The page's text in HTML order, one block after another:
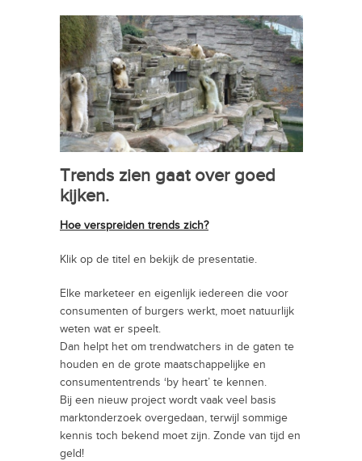
Trends zien gaat over goed
kijken.
Hoe verspreiden trends zich?
Klik op de titel en bekijk de presentatie.
Elke marketeer en eigenlijk iedereen die voor
consumenten of burgers werkt, moet natuurlijk
weten wat er speelt.
Dan helpt het om trendwatchers in de gaten te
houden en de grote maatschappelijke en
consumententrends ‘by heart’ te kennen.
Bij een nieuw project wordt vaak veel basis
marktonderzoek overgedaan, terwijl sommige
kennis toch bekend moet zijn. Zonde van tijd en
geld!